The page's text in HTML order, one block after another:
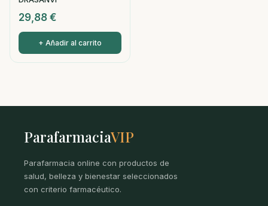
29,88 €
+ Añadir al carrito
ParafarmaciaVIP
Parafarmacia online con productos de
salud, belleza y bienestar seleccionados
con criterio farmacéutico.